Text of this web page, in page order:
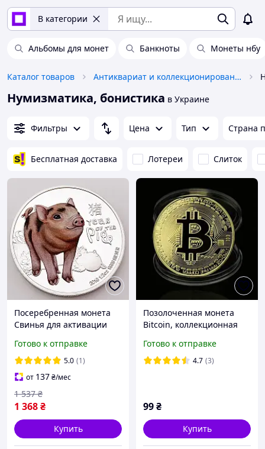
В категории
Альбомы для монет Банкноты Монеты нбу
Каталог товаров Антиквариат и коллекционирование
Нумизматика, бонистика в Украине
Фильтры Цена Тип Страна
Бесплатная доставка Лотереи Слиток
Посеребренная монета
Свинья для активации
Готово к отправке
5.0 (1)
от 137₴/мес
1 368₴
1 537 ₴
Купить
Позолоченная монета
Bitcoin, коллекционная
коллекция
Готово к отправке
4.7 (3)
99₴
Купить